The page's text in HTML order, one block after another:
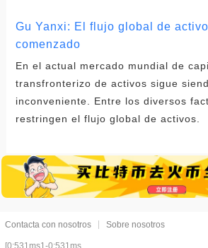
Gu Yanxi: El flujo global de
comenzado
En el actual mercado mundial de
transfronterizo de activos sigue
inconveniente. Entre los diversos
restringen el flujo global de activos.
Contacta con nosotros Sobre nosotros
[0:531ms1-0:531ms